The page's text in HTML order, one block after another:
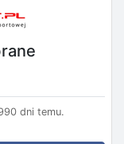
dni temu.